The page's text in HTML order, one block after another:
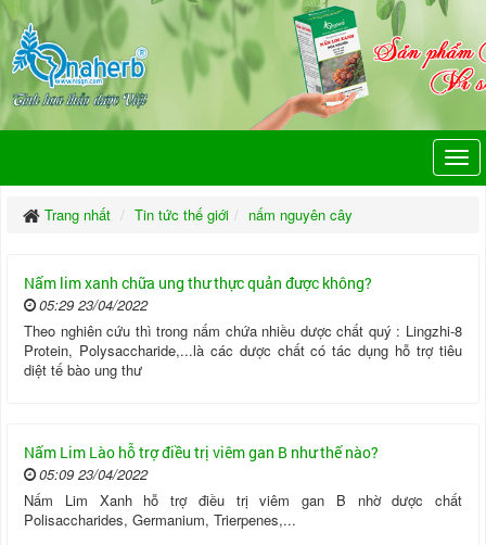
Trang nhất Tin tức thế giới nấm nguyên cây
Nấm lim xanh chữa ung thư thực quản được không?
05:29 23/04/2022
Theo nghiên cứu thì trong nấm chứa nhiều dược chất quý : Lingzhi-8
Protein, Polysaccharide,...là các dược chất có tác dụng hỗ trợ tiêu
diệt tế bào ung thư
Nấm Lim Lào hỗ trợ điều trị viêm gan B như thế nào?
05:09 23/04/2022
Nấm Lim Xanh hỗ trợ điều trị viêm gan B nhờ dược chất
Polisaccharides, Germanium, Trierpenes,...